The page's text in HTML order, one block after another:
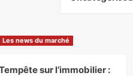
Les news du marché
sur l’immobilier :